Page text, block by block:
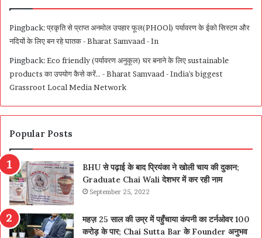
Pingback:प्रकृति से प्राप्त अनमोल उपहार फूल(PHOOl) पर्यावरण के ईको सिस्टम और
नदियों के लिए बन रहे घातक - Bharat Samvaad - In
Pingback:Eco friendly (पर्यावरण अनुकूल) घर बनाने के लिए sustainable
products का उपयोग कैसे करें.. - Bharat Samvaad - India's biggest
Grassroot Local Media Network
Popular Posts
BHU से पढ़ाई के बाद प्रियंका ने खोली चाय की दुकान;
Graduate Chai Wali देशभर में कर रही नाम
September 25, 2022
महज़ 25 साल की उम्र में पहुँचाया कंपनी का टर्नओवर 100
करोड़ के पार; Chai Sutta Bar के Founder अनुभव